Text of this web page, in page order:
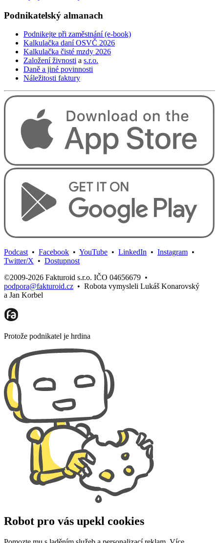
Podnikatelský almanach
Podnikejte při zaměstnání (e-book)
Kalkulačka daní OSVČ 2026
Kalkulačka čisté mzdy 2026
Založení živnosti a s.r.o.
Daně a jiné povinnosti
Náležitosti faktury
Podcast • Facebook • YouTube • LinkedIn • Instagram •
Twitter/X • Dostupnost
©2009-2026 Fakturoid s.r.o. IČO 04656679 •
podpora@fakturoid.cz • Robota vymysleli Lukáš Konarovský
a Jan Korbel
Protože podnikatel je hrdina
Robot pro vás upekl cookies